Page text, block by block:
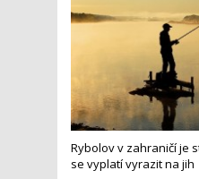
Rybolov v zahraničí je
se vyplatí vyrazit na jih